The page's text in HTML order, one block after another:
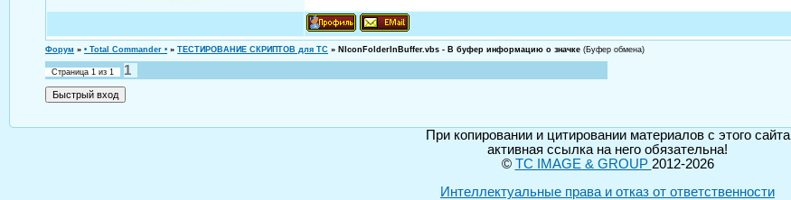
Форум » • Total Commander • » ТЕСТИРОВАНИЕ СКРИПТОВ для TC » NIconFolderInBuffer.vbs - В буфер информацию о значке (Буфер обмена)
Страница 1 из 1
1
При копировании и цитировании материалов с этого сайта
активная ссылка на него обязательна!
© TC IMAGE & GROUP 2012-2026
Интеллектуальные права и отказ от ответственности